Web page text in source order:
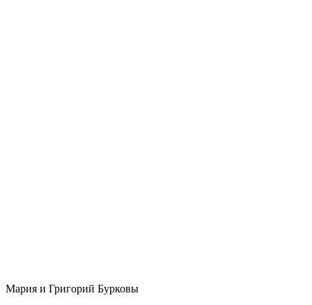
Мария и Григорий Бурковы